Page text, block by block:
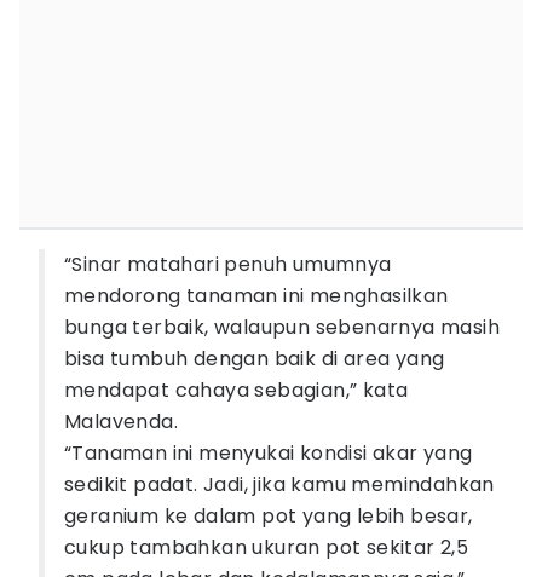
“Sinar matahari penuh umumnya
mendorong tanaman ini menghasilkan
bunga terbaik, walaupun sebenarnya masih
bisa tumbuh dengan baik di area yang
mendapat cahaya sebagian,” kata
Malavenda.
“Tanaman ini menyukai kondisi akar yang
sedikit padat. Jadi, jika kamu memindahkan
geranium ke dalam pot yang lebih besar,
cukup tambahkan ukuran pot sekitar 2,5